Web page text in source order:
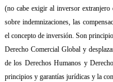
(no cabe exigir al inversor extranjero
sobre indemnizaciones, las
el concepto de inversión. Son
Derecho Comercial Global y
de los Derechos Humanos y
principios y garantías jurídicas y la